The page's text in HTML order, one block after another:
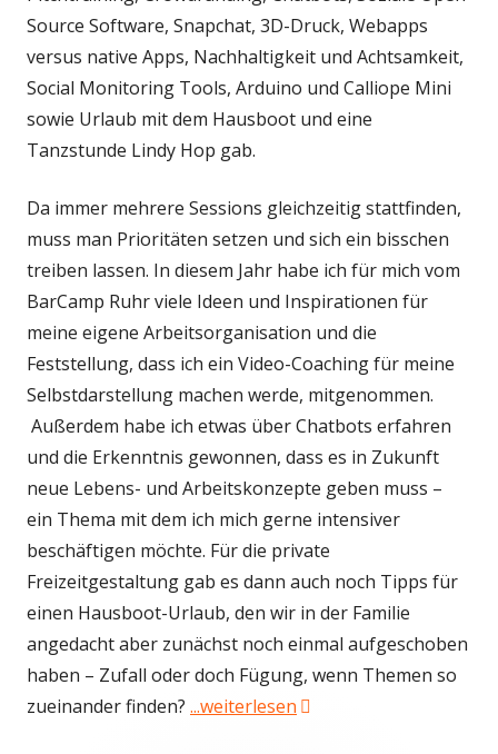
Source Software, Snapchat, 3D-Druck, Webapps
versus native Apps, Nachhaltigkeit und Achtsamkeit,
Social Monitoring Tools, Arduino und Calliope Mini
sowie Urlaub mit dem Hausboot und eine
Tanzstunde Lindy Hop gab.
Da immer mehrere Sessions gleichzeitig stattfinden,
muss man Prioritäten setzen und sich ein bisschen
treiben lassen. In diesem Jahr habe ich für mich vom
BarCamp Ruhr viele Ideen und Inspirationen für
meine eigene Arbeitsorganisation und die
Feststellung, dass ich ein Video-Coaching für meine
Selbstdarstellung machen werde, mitgenommen.
Außerdem habe ich etwas über Chatbots erfahren
und die Erkenntnis gewonnen, dass es in Zukunft
neue Lebens- und Arbeitskonzepte geben muss –
ein Thema mit dem ich mich gerne intensiver
beschäftigen möchte. Für die private
Freizeitgestaltung gab es dann auch noch Tipps für
einen Hausboot-Urlaub, den wir in der Familie
angedacht aber zunächst noch einmal aufgeschoben
haben – Zufall oder doch Fügung, wenn Themen so
zueinander finden? ...weiterlesen "BarCamp Ruhr 2017: